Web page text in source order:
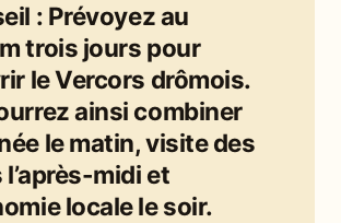
: Prévoyez au
trois jours pour
le Vercors drômois.
ainsi combiner
le matin, visite des
midi et
locale le soir.